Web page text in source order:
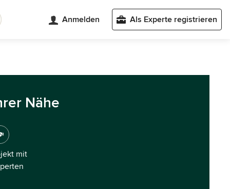
Anmelden Als Experte registrieren
Nähe
mit